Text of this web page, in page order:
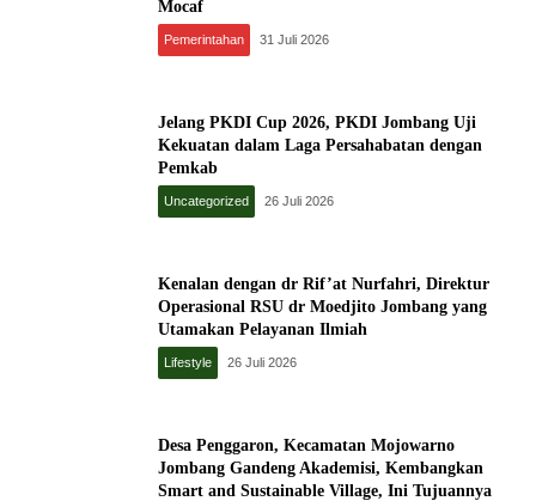
Mocaf
Pemerintahan 31 Juli 2026
Jelang PKDI Cup 2026, PKDI Jombang Uji
Kekuatan dalam Laga Persahabatan dengan
Pemkab
Uncategorized 26 Juli 2026
Kenalan dengan dr Rif’at Nurfahri, Direktur
Operasional RSU dr Moedjito Jombang yang
Utamakan Pelayanan Ilmiah
Lifestyle 26 Juli 2026
Desa Penggaron, Kecamatan Mojowarno
Jombang Gandeng Akademisi, Kembangkan
Smart and Sustainable Village, Ini Tujuannya